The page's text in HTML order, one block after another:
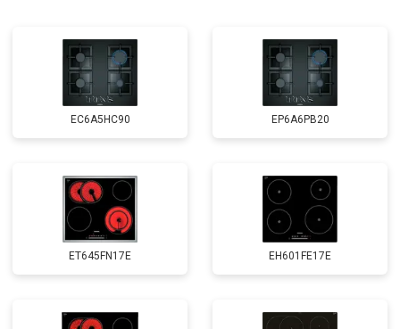
EC6A5HC90 EP6A6PB20
ET645FN17E EH601FE17E